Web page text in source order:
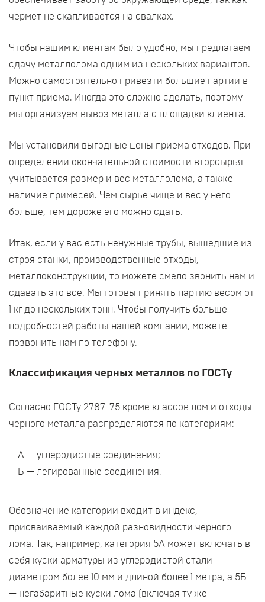
чермет не скапливается на свалках.
Чтобы нашим клиентам было удобно, мы предлагаем
сдачу металлолома одним из нескольких вариантов.
Можно самостоятельно привезти большие партии в
пункт приема. Иногда это сложно сделать, поэтому
мы организуем вывоз металла с площадки клиента.
Мы установили выгодные цены приема отходов. При
определении окончательной стоимости вторсырья
учитывается размер и вес металлолома, а также
наличие примесей. Чем сырье чище и вес у него
больше, тем дороже его можно сдать.
Итак, если у вас есть ненужные трубы, вышедшие из
строя станки, производственные отходы,
металлоконструкции, то можете смело звонить нам и
сдавать это все. Мы готовы принять партию весом от
1 кг до нескольких тонн. Чтобы получить больше
подробностей работы нашей компании, можете
позвонить нам по телефону.
Классификация черных металлов по ГОСТу
Согласно ГОСТу 2787-75 кроме классов лом и отходы
черного металла распределяются по категориям:
А — углеродистые соединения;
Б — легированные соединения.
Обозначение категории входит в индекс,
присваиваемый каждой разновидности черного
лома. Так, например, категория 5А может включать в
себя куски арматуры из углеродистой стали
диаметром более 10 мм и длиной более 1 метра, а 5Б
— негабаритные куски лома (включая ту же